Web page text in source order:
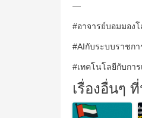
—
#อาจารย์บอมมอง
#AIกับระบบราชกา
#เทคโนโลยีกับกา
เรื่องอื่นๆ